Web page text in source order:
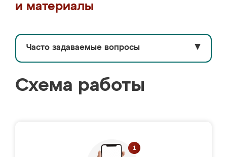
и материалы
Часто задаваемые вопросы ▼
Схема работы